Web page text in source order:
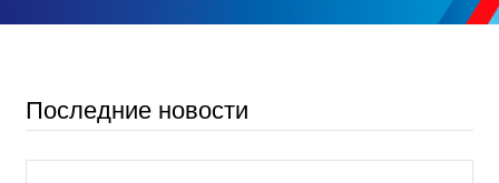
Последние новости